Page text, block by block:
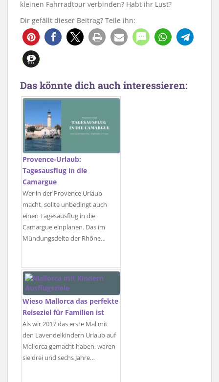
kleinen Fahrradtour verbinden? Habt ihr Lust?
Dir gefällt dieser Beitrag? Teile ihn:
102
Das könnte dich auch interessieren:
Provence-Urlaub:
Tagesausflug in die
Camargue
Wer in der Provence Urlaub
macht, sollte unbedingt auch
einen Tagesausflug in die
Camargue einplanen. Das im
Mündungsdelta der Rhône…
Wieso Mallorca das perfekte
Reiseziel für Familien ist
Als wir 2017 das erste Mal mit
den Lavendelkindern Urlaub auf
Mallorca gemacht haben, waren
sie drei und sechs Jahre…